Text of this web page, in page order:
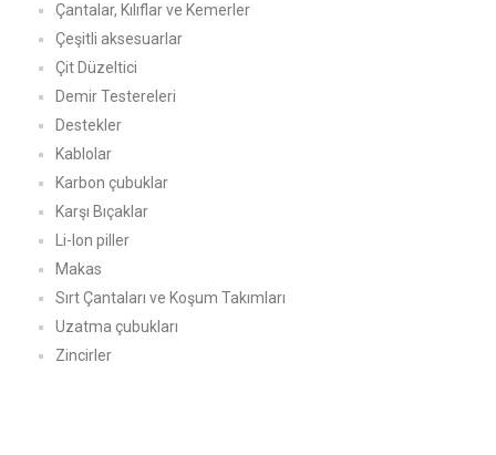
Çantalar, Kılıflar ve Kemerler
Çeşitli aksesuarlar
Çit Düzeltici
Demir Testereleri
Destekler
Kablolar
Karbon çubuklar
Karşı Bıçaklar
Li-Ion piller
Makas
Sırt Çantaları ve Koşum Takımları
Uzatma çubukları
Zincirler